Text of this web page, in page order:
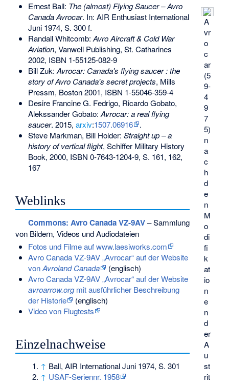
A
vr
o
c
ar
(5
9-
4
9
7
5)
n
a
c
h
d
e
n
M
o
di
fi
k
at
io
n
e
n
d
er
A
u
st
rit
Ernest Ball: The (almost) Flying Saucer – Avro
Canada Avrocar. In: AIR Enthusiast International
Juni 1974, S. 300 f.
Randall Whitcomb:Avro Aircraft & Cold War
Aviation, Vanwell Publishing, St. Catharines
2002, ISBN 1-55125-082-9
Bill Zuk:Avrocar: Canada's flying saucer : the
story of Avro Canada's secret projects, Mills
Pressm, Boston 2001, ISBN 1-55046-359-4
Desire Francine G. Fedrigo, Ricardo Gobato,
Alekssander Gobato:Avrocar: a real flying
saucer. 2015, arxiv:1507.06916
.
Steve Markman, Bill Holder: Straight up – a
history of vertical flight, Schiffer Military History
Book, 2000, ISBN 0-7643-1204-9, S. 161, 162,
167
Weblinks
Commons: Avro Canada VZ-9AV– Sammlung
von Bildern, Videos und Audiodateien
Fotos und Filme auf www.laesiworks.com
Avro Canada VZ-9AV „Avrocar“ auf der Website
vonAvroland Canada
(englisch)
Avro Canada VZ-9AV „Avrocar“ auf der Website
avroarrow.orgmit ausführlicher Beschreibung
der Historie
(englisch)
Video von Flugtests
Einzelnachweise
↑ Ball, AIR International Juni 1974, S. 301
↑ USAF-Seriennr. 1958